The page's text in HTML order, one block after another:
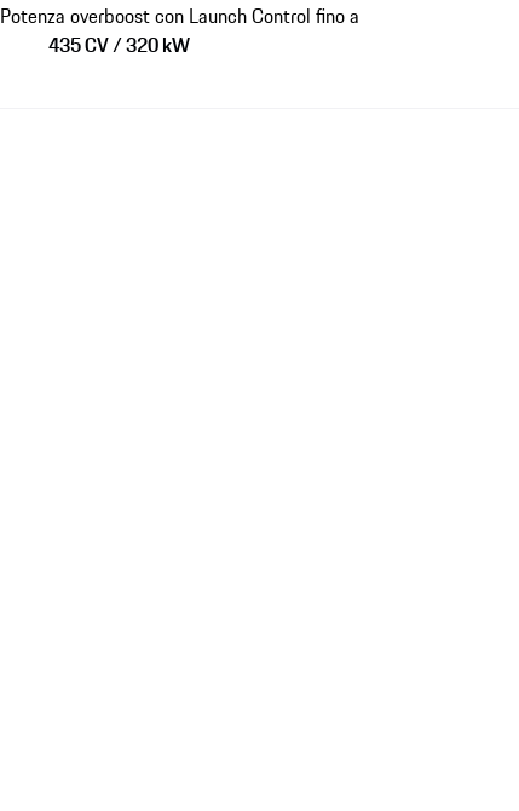
Potenza overboost con Launch Control fino a
435 CV / 320 kW